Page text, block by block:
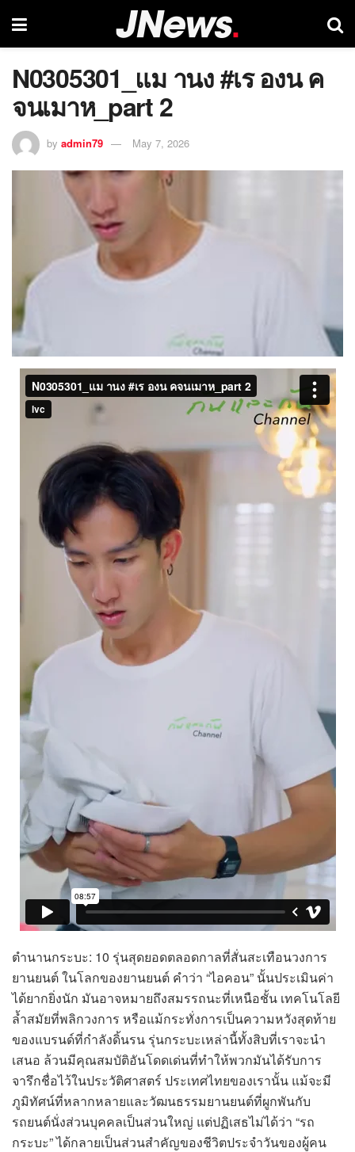
N0305301_แม านง #เร องน ค
จนเมาห_part 2
by admin79 May 7, 2026
ตำนานกระบะ: 10 รุ่นสุดยอดตลอดกาลที่สั่นสะเทือนวงการ
ยานยนต์ ในโลกของยานยนต์ คำว่า “ไอคอน” นั้นประเมินค่า
ได้ยากยิ่งนัก มันอาจหมายถึงสมรรถนะที่เหนือชั้น เทคโนโลยี
ล้ำสมัยที่พลิกวงการ หรือแม้กระทั่งการเป็นความหวังสุดท้าย
ของแบรนด์ที่กำลังดิ้นรน รุ่นกระบะเหล่านี้ทั้งสิบที่เราจะนำ
เสนอ ล้วนมีคุณสมบัติอันโดดเด่นที่ทำให้พวกมันได้รับการ
จารึกชื่อไว้ในประวัติศาสตร์ ประเทศไทยของเรานั้น แม้จะมี
ภูมิทัศน์ที่หลากหลายและวัฒนธรรมยานยนต์ที่ผูกพันกับ
รถยนต์นั่งส่วนบุคคลเป็นส่วนใหญ่ แต่ปฏิเสธไม่ได้ว่า “รถ
กระบะ” ได้กลายเป็นส่วนสำคัญของชีวิตประจำวันของผู้คน